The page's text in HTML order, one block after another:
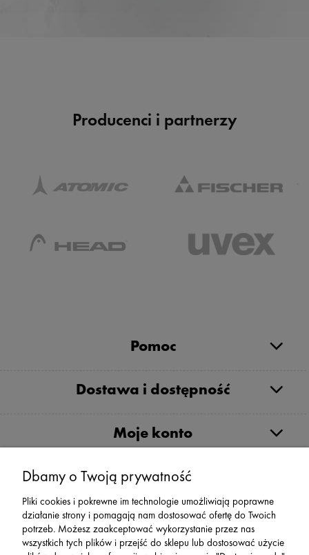
Producenci i partnerzy
Pomoc
Dostawa i dostępność
Moje konto
Serwis
Zwroty,Reklamacje Wymiany
Dbamy o Twoją prywatność
Pliki cookies i pokrewne im technologie umożliwiają poprawne
działanie strony i pomagają nam dostosować ofertę do Twoich
potrzeb. Możesz zaakceptować wykorzystanie przez nas
wszystkich tych plików i przejść do sklepu lub dostosować użycie